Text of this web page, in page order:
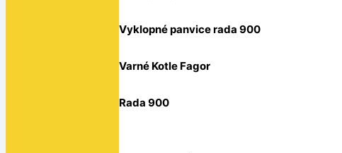
Vyklopné panvice rada 900
Varné Kotle Fagor
Rada 900